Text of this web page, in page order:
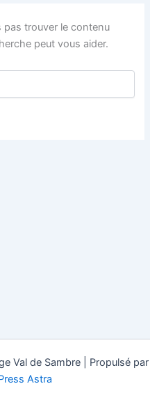
pas trouver le contenu
peut vous aider.
Val de Sambre | Propulsé par
Astra